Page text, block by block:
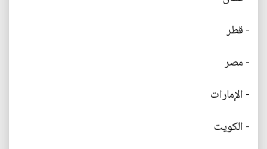
- قطر
- مصر
- الإمارات
- الكويت